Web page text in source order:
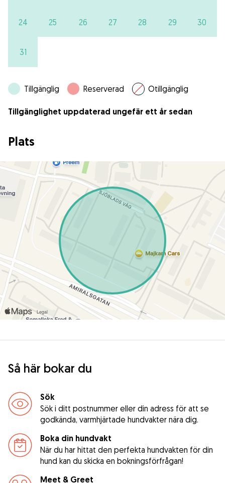
24 25 26 27 28 29 30
31
Tillgänglig Reserverad Otillgänglig
Tillgänglighet uppdaterad ungefär ett år sedan
Plats
Så här bokar du
Sök
Sök i ditt postnummer eller din adress för att se
godkända, varmhjärtade hundvakter nära dig.
Boka din hundvakt
När du har hittat den perfekta hundvakten för din
hund kan du skicka en bokningsförfrågan!
Meet & Greet